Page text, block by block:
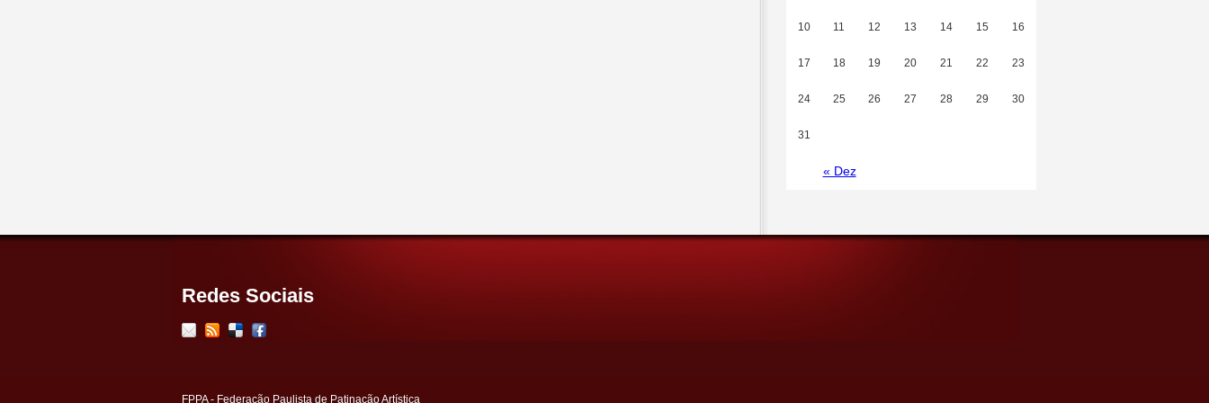
« Dez
10 11 12 13 14 15 16
17 18 19 20 21 22 23
24 25 26 27 28 29 30
31
Redes Sociais
FPPA - Federação Paulista de Patinação Artística